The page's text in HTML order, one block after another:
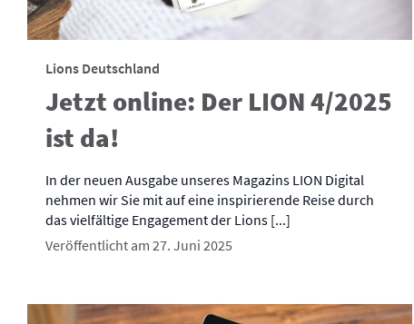
Lions Deutschland
Jetzt online: Der LION 4/2025
ist da!
In der neuen Ausgabe unseres Magazins LION Digital
nehmen wir Sie mit auf eine inspirierende Reise durch
das vielfältige Engagement der Lions [...]
Veröffentlicht am 27. Juni 2025